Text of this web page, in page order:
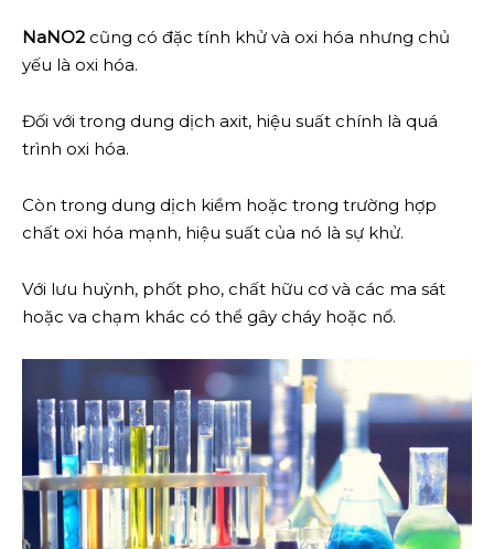
NaNO2 cũng có đặc tính khử và oxi hóa nhưng chủ
yếu là oxi hóa.
Đối với trong dung dịch axit, hiệu suất chính là quá
trình oxi hóa.
Còn trong dung dịch kiềm hoặc trong trường hợp
chất oxi hóa mạnh, hiệu suất của nó là sự khử.
Với lưu huỳnh, phốt pho, chất hữu cơ và các ma sát
hoặc va chạm khác có thể gây cháy hoặc nổ.